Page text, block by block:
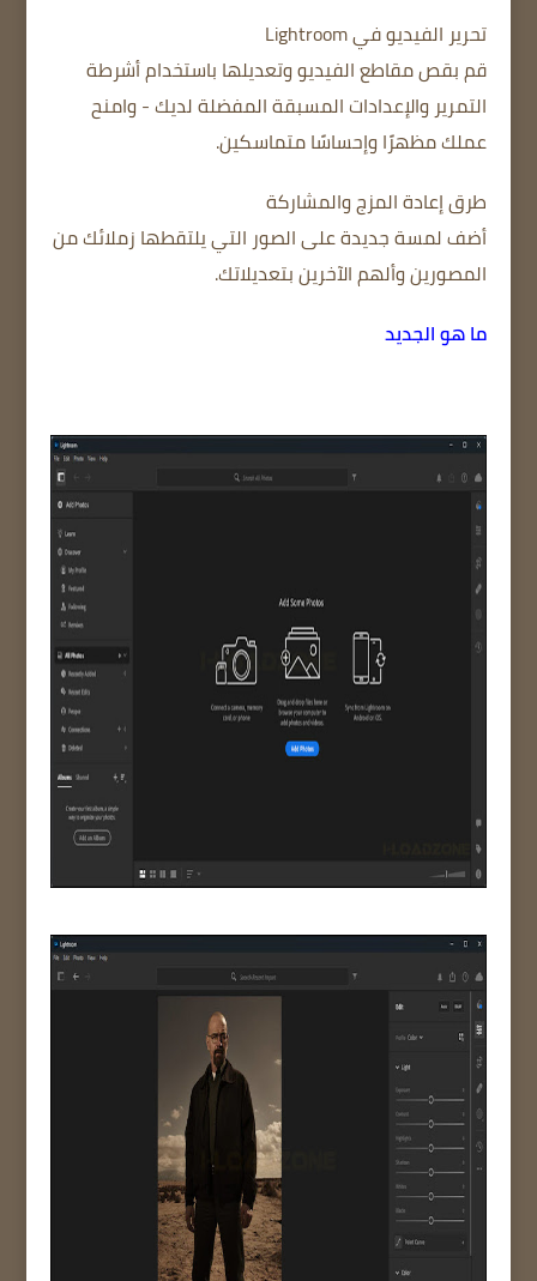
تحرير الفيديو في Lightroom
قم بقص مقاطع الفيديو وتعديلها باستخدام أشرطة
التمرير والإعدادات المسبقة المفضلة لديك - وامنح
عملك مظهرًا وإحساسًا متماسكين.
طرق إعادة المزج والمشاركة
أضف لمسة جديدة على الصور التي يلتقطها زملائك من
المصورين وألهم الآخرين بتعديلاتك.
ما هو الجديد